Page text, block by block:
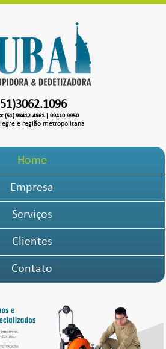
(51) 98412.4861 | 99410.9950
e região metropolitana
Home
Empresa
Serviços
Clientes
Contato